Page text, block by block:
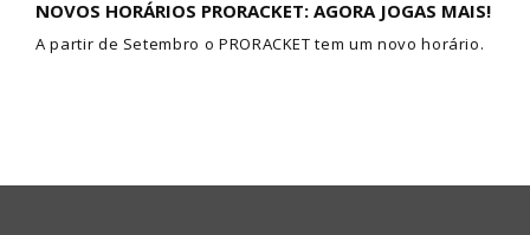
NOVOS HORÁRIOS PRORACKET: AGORA JOGAS MAIS!
A partir de Setembro o PRORACKET tem um novo horário.